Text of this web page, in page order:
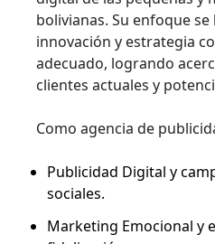
bolivianas. Su enfoque
innovación y estrategia
adecuado, logrando
clientes actuales y
Como agencia de
Publicidad Digital y
sociales.
Marketing Emocional y